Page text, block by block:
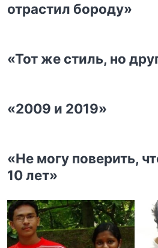
отрастил бороду»
«Тот же стиль, но
«2009 и 2019»
«Не могу поверить,
10 лет»